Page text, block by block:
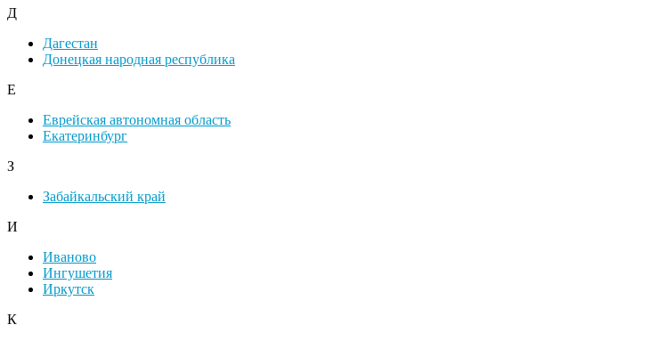
Д
Дагестан
Донецкая народная республика
Е
Еврейская автономная область
Екатеринбург
З
Забайкальский край
И
Иваново
Ингушетия
Иркутск
К